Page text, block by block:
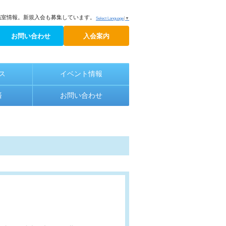
Select Language ▼
情報。新規入会も募集しています。
お問い合わせ 入会案内
イベント情報
お問い合わせ